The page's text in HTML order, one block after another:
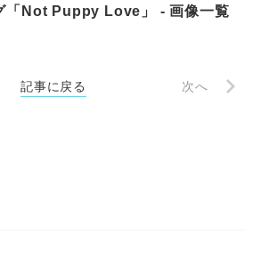
「Not Puppy Love」 - 画像一覧
記事に戻る 次へ